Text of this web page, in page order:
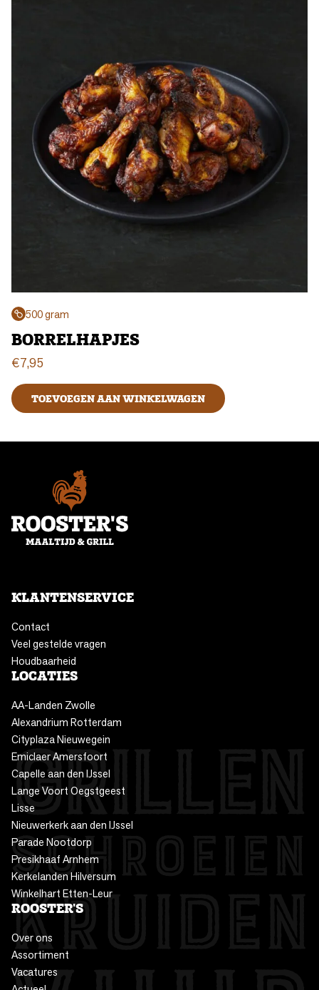
500 gram
BORRELHAPJES
€7,95
TOEVOEGEN AAN WINKELWAGEN
KLANTENSERVICE
Contact
Veel gestelde vragen
Houdbaarheid
LOCATIES
AA-Landen Zwolle
Alexandrium Rotterdam
Cityplaza Nieuwegein
Emiclaer Amersfoort
Capelle aan den IJssel
Lange Voort Oegstgeest
Lisse
Nieuwerkerk aan den IJssel
Parade Nootdorp
Presikhaaf Arnhem
Kerkelanden Hilversum
Winkelhart Etten-Leur
ROOSTER'S
Over ons
Assortiment
Vacatures